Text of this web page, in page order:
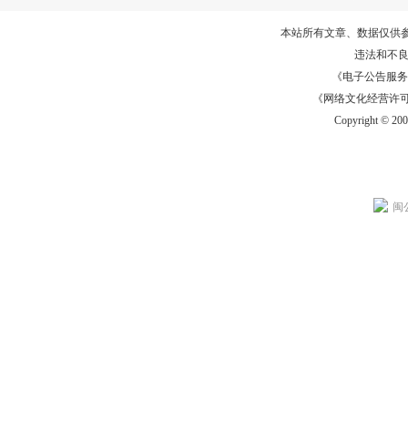
本站所有文章、数据仅供
违法和不
《电子公告服务
《网络文化经营许
Copyright ©
闽